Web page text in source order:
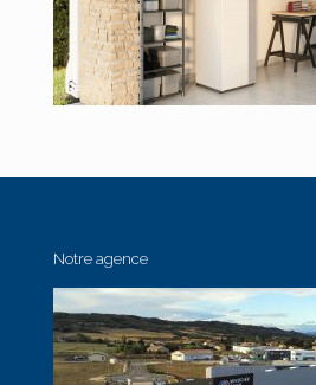
Notre agence